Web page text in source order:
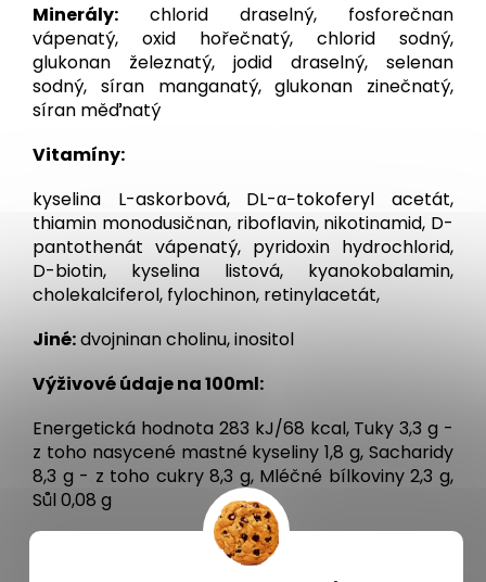
Minerály: chlorid draselný, fosforečnan
vápenatý, oxid hořečnatý, chlorid sodný,
glukonan železnatý, jodid draselný, selenan
sodný, síran manganatý, glukonan zinečnatý,
síran měďnatý
Vitamíny:
kyselina L-askorbová, DL-α−tokoferyl acetát,
thiamin monodusičnan, riboflavin, nikotinamid, D-
pantothenát vápenatý, pyridoxin hydrochlorid,
D-biotin, kyselina listová, kyanokobalamin,
cholekalciferol, fylochinon, retinylacetát,
Jiné:dvojninan cholinu, inositol
Výživové údaje na 100ml:
Energetická hodnota 283 kJ/68 kcal, Tuky 3,3 g -
z toho nasycené mastné kyseliny 1,8 g, Sacharidy
8,3 g - z toho cukry 8,3 g, Mléčné bílkoviny 2,3 g,
Sůl 0,08 g
Doporučené dávkování:– příprava jedné